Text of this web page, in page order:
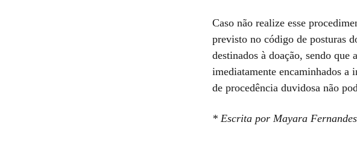
Caso não realize esse
previsto no código de posturas
destinados à doação, sendo que
imediatamente encaminhados a
de procedência duvidosa não
* Escrita por Mayara